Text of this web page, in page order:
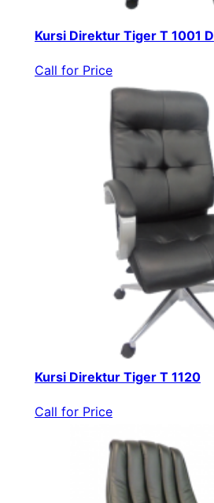
Kursi Direktur Tiger T 1001 D
Call for Price
Kursi Direktur Tiger T 1120
Call for Price